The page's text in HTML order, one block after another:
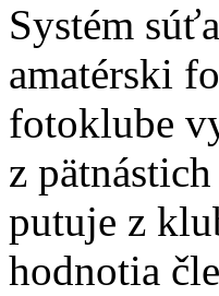
Systém
amatérski
fotoklube
z
putuje z
hodnotia